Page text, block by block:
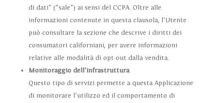
di dati” (“sale”) ai sensi del CCPA. Oltre alle
informazioni contenute in questa clausola, l’Utente
può consultare la sezione che descrive i diritti dei
consumatori californiani, per avere informazioni
relative alle modalità di opt-out dalla vendita.
Monitoraggio dell’infrastruttura
Questo tipo di servizi permette a questa Applicazione
di monitorare l’utilizzo ed il comportamento di